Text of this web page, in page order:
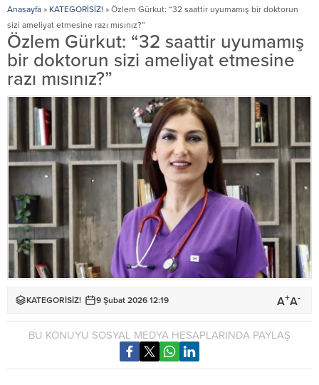
Anasayfa » KATEGORİSİZ! » Özlem Gürkut: “32 saattir uyumamış bir doktorun
sizi ameliyat etmesine razı mısınız?”
Özlem Gürkut: “32 saattir uyumamış
bir doktorun sizi ameliyat etmesine
razı mısınız?”
KATEGORİSİZ! 9 Şubat 2026 12:19 A+A-
BU KONUYU SOSYAL MEDYA HESAPLARINDA PAYLAŞ